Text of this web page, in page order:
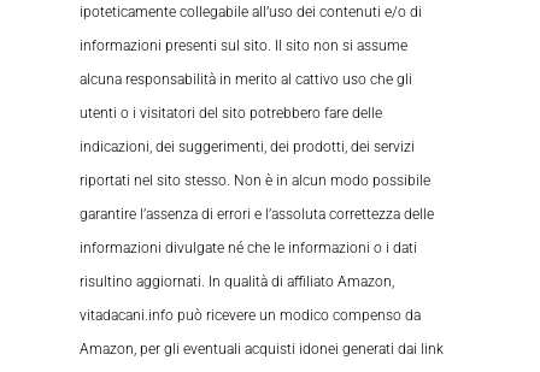
ipoteticamente collegabile all’uso dei contenuti e/o di
informazioni presenti sul sito. Il sito non si assume
alcuna responsabilità in merito al cattivo uso che gli
utenti o i visitatori del sito potrebbero fare delle
indicazioni, dei suggerimenti, dei prodotti, dei servizi
riportati nel sito stesso. Non è in alcun modo possibile
garantire l’assenza di errori e l’assoluta correttezza delle
informazioni divulgate né che le informazioni o i dati
risultino aggiornati. In qualità di affiliato Amazon,
vitadacani.info può ricevere un modico compenso da
Amazon, per gli eventuali acquisti idonei generati dai link